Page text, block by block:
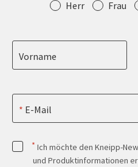
Herr Frau
Vorname
E-Mail
* Ich möchte den Kneipp-
und Produktinformationen